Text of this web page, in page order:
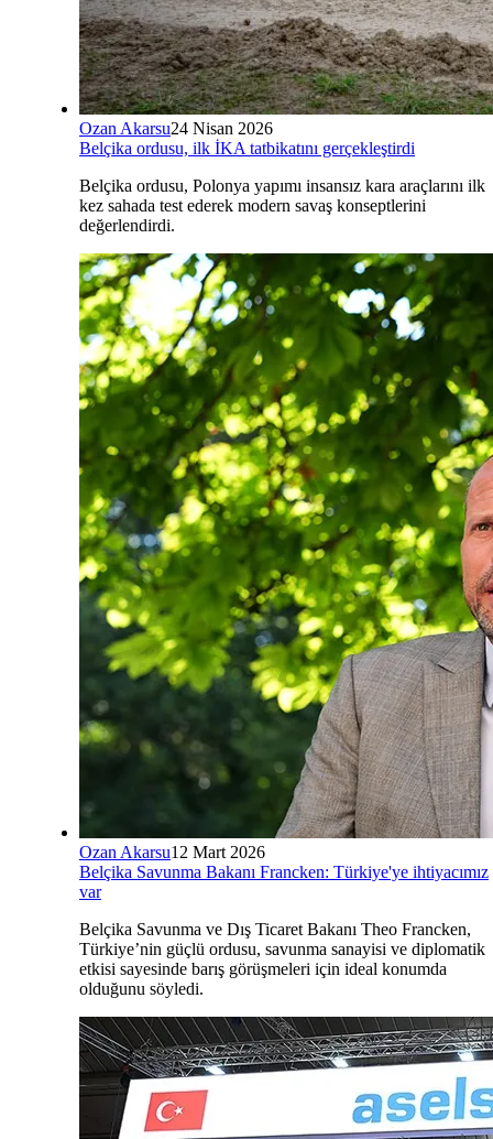
Ozan Akarsu24 Nisan 2026
Belçika ordusu, ilk İKA tatbikatını gerçekleştirdi
Belçika ordusu, Polonya yapımı insansız kara araçlarını ilk
kez sahada test ederek modern savaş konseptlerini
değerlendirdi.
Ozan Akarsu12 Mart 2026
Belçika Savunma Bakanı Francken: Türkiye'ye ihtiyacımız
var
Belçika Savunma ve Dış Ticaret Bakanı Theo Francken,
Türkiye’nin güçlü ordusu, savunma sanayisi ve diplomatik
etkisi sayesinde barış görüşmeleri için ideal konumda
olduğunu söyledi.